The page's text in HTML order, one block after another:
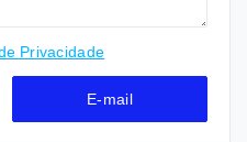
Privacidade
E-mail